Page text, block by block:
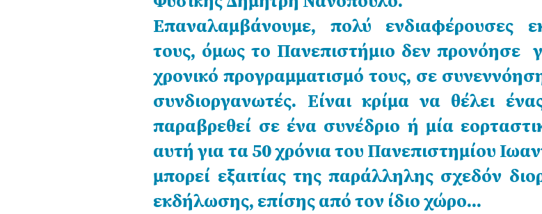
Επαναλαμβάνουμε, πολύ ενδιαφέρουσες
τους, όμως το Πανεπιστήμιο δεν προνόησε
χρονικό προγραμματισμό τους, σε
συνδιοργανωτές. Είναι κρίμα να θέλει
παραβρεθεί σε ένα συνέδριο ή μία
αυτή για τα 50 χρόνια του Πανεπιστημίου
μπορεί εξαιτίας της παράλληλης σχεδόν
εκδήλωσης, επίσης από τον ίδιο χώρο…